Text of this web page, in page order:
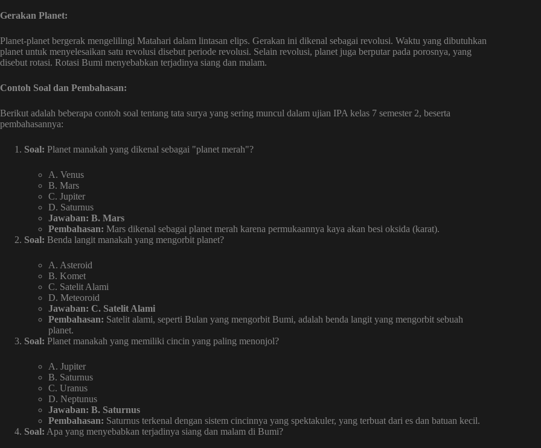
Gerakan Planet:
Planet-planet bergerak mengelilingi Matahari dalam lintasan elips. Gerakan ini dikenal sebagai revolusi. Waktu yang dibutuhkan
planet untuk menyelesaikan satu revolusi disebut periode revolusi. Selain revolusi, planet juga berputar pada porosnya, yang
disebut rotasi. Rotasi Bumi menyebabkan terjadinya siang dan malam.
Contoh Soal dan Pembahasan:
Berikut adalah beberapa contoh soal tentang tata surya yang sering muncul dalam ujian IPA kelas 7 semester 2, beserta
pembahasannya:
Soal: Planet manakah yang dikenal sebagai "planet merah"?
A. Venus
B. Mars
C. Jupiter
D. Saturnus
Jawaban: B. Mars
Pembahasan: Mars dikenal sebagai planet merah karena permukaannya kaya akan besi oksida (karat).
Soal: Benda langit manakah yang mengorbit planet?
A. Asteroid
B. Komet
C. Satelit Alami
D. Meteoroid
Jawaban: C. Satelit Alami
Pembahasan: Satelit alami, seperti Bulan yang mengorbit Bumi, adalah benda langit yang mengorbit sebuah
planet.
Soal: Planet manakah yang memiliki cincin yang paling menonjol?
A. Jupiter
B. Saturnus
C. Uranus
D. Neptunus
Jawaban: B. Saturnus
Pembahasan: Saturnus terkenal dengan sistem cincinnya yang spektakuler, yang terbuat dari es dan batuan kecil.
Soal: Apa yang menyebabkan terjadinya siang dan malam di Bumi?